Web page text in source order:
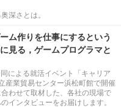
深さとは。
ム作りを仕事にするという
見る，ゲームプログラマと
による就活イベント「キャリア
産業貿易センター浜松町館で開催
わせて取材した、各社の現場で
インタビューをお届けします。